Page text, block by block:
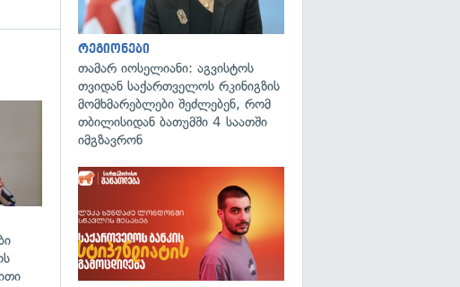
გადახედვა
რეგიონები
თამარ იოსელიანი: აგვისტოს
თვიდან საქართველოს რკინიგზის
მომხმარებლები შეძლებენ, რომ
თბილისიდან ბათუმში 4 საათში
იმგზავრონ